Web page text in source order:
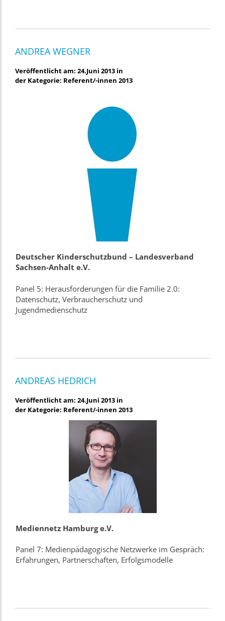
ANDREA WEGNER
Veröffentlicht am: 24.Juni 2013 in
der Kategorie: Referent/-innen 2013
Deutscher Kinderschutzbund – Landesverband
Sachsen-Anhalt e.V.
Panel 5: Herausforderungen für die Familie 2.0:
Datenschutz, Verbraucherschutz und
Jugendmedienschutz
ANDREAS HEDRICH
Veröffentlicht am: 24.Juni 2013 in
der Kategorie: Referent/-innen 2013
Mediennetz Hamburg e.V.
Panel 7: Medienpädagogische Netzwerke im Gespräch:
Erfahrungen, Partnerschaften, Erfolgsmodelle